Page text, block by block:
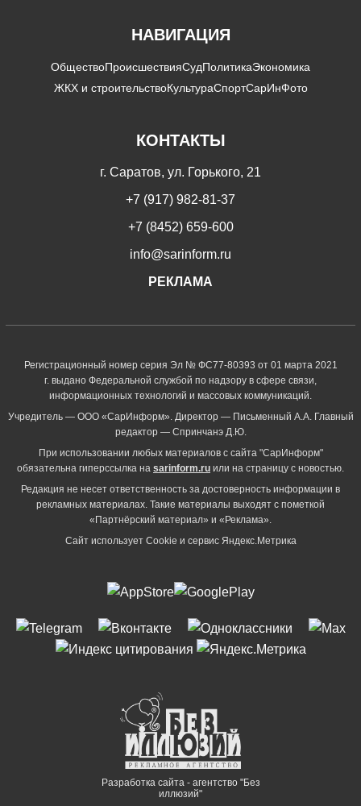
НАВИГАЦИЯ
ОбществоПроисшествияСудПолитикаЭкономика
ЖКХ и строительствоКультураСпортСарИнФото
КОНТАКТЫ
г. Саратов, ул. Горького, 21
+7 (917) 982-81-37
+7 (8452) 659-600
info@sarinform.ru
РЕКЛАМА
Регистрационный номер серия Эл № ФС77-80393 от 01 марта 2021
г. выдано Федеральной службой по надзору в сфере связи,
информационных технологий и массовых коммуникаций.
Учредитель — ООО «СарИнформ». Директор — Письменный А.А. Главный
редактор — Спринчанэ Д.Ю.
При использовании любых материалов с сайта "СарИнформ"
обязательна гиперссылка на sarinform.ru или на страницу с новостью.
Редакция не несет ответственность за достоверность информации в
рекламных материалах. Такие материалы выходят с пометкой
«Партнёрский материал» и «Реклама».
Сайт использует Cookie и сервиc Яндекс.Метрика
Разработка сайта - агентство "Без
иллюзий"